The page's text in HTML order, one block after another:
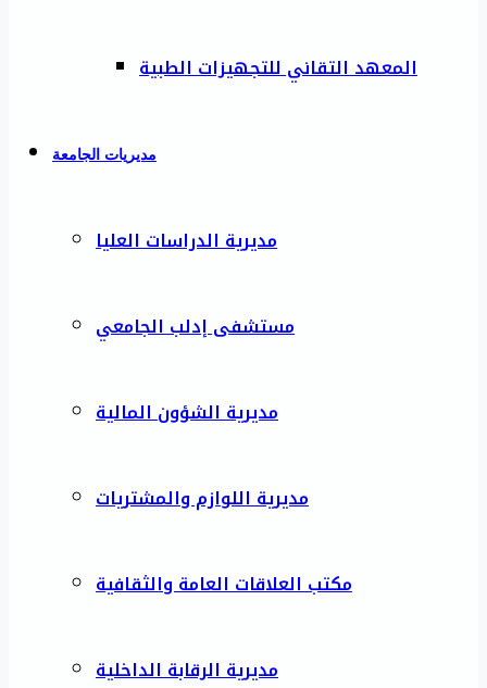
المعهد التقاني للتجهيزات الطبية
مديريات الجامعة
مديرية الدراسات العليا
مستشفى إدلب الجامعي
مديرية الشؤون المالية
مديرية اللوازم والمشتريات
مكتب العلاقات العامة والثقافية
مديرية الرقابة الداخلية